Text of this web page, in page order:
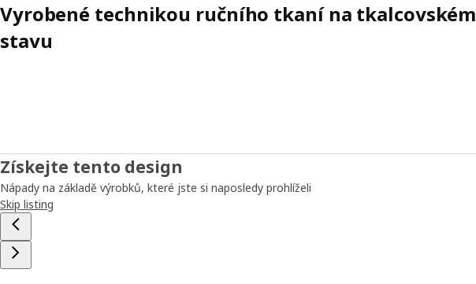
Vyrobené technikou ručního tkaní na tkalcovském
stavu
Získejte tento design
Nápady na základě výrobků, které jste si naposledy prohlíželi
Skip listing